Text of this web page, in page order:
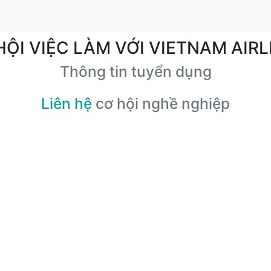
VIỆC LÀM VỚI VIETNAM
Thông tin tuyển dụng
Liên hệ cơ hội nghề nghiệp